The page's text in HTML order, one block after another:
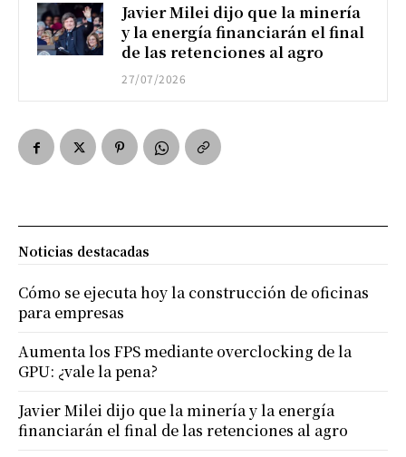
Javier Milei dijo que la minería
y la energía financiarán el final
de las retenciones al agro
27/07/2026
Noticias destacadas
Cómo se ejecuta hoy la construcción de oficinas
para empresas
Aumenta los FPS mediante overclocking de la
GPU: ¿vale la pena?
Javier Milei dijo que la minería y la energía
financiarán el final de las retenciones al agro